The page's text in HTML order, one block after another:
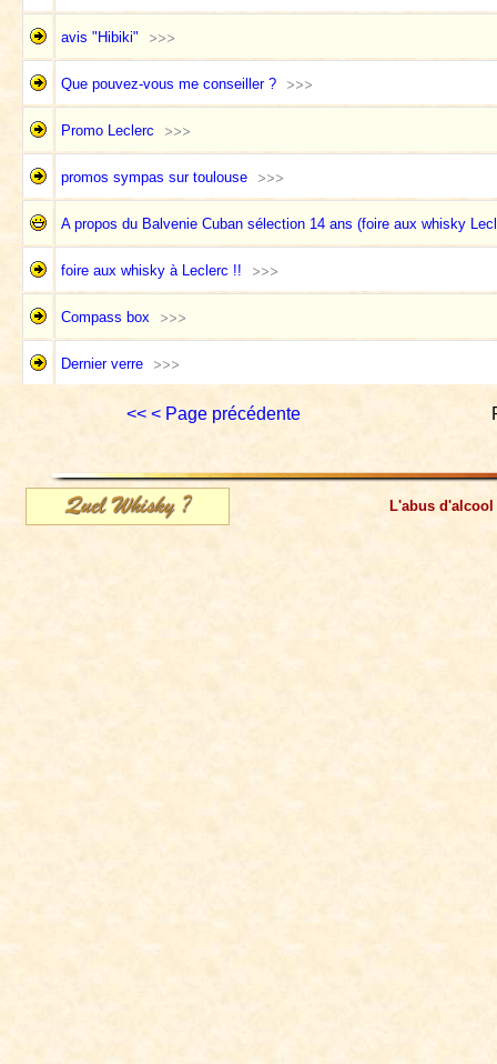
avis "Hibiki"
Que pouvez-vous me conseiller ?
Promo Leclerc
promos sympas sur toulouse
A propos du Balvenie Cuban sélection 14 ans (foire aux whisky
foire aux whisky à Leclerc !!
Compass box
Dernier verre
<< < Page précédente
L'abus